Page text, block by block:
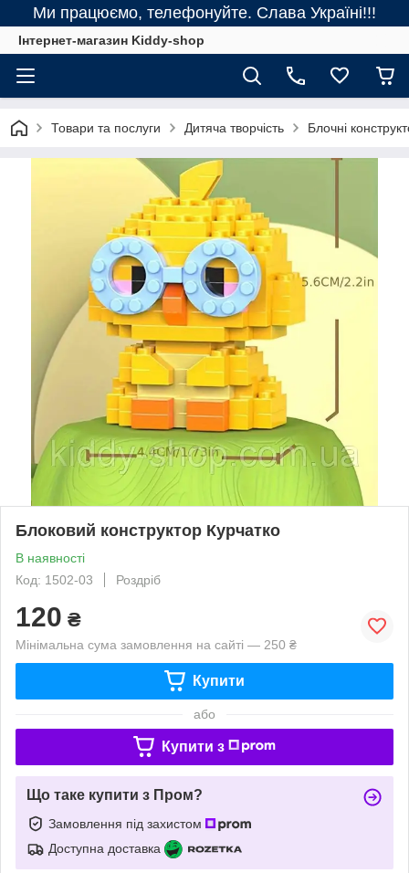
Ми працюємо, телефонуйте. Слава Україні!!!
Інтернет-магазин Kiddy-shop
Товари та послуги Дитяча творчість Блочні
Блоковий конструктор Курчатко
В наявності
Код: 1502-03
Роздріб
120 ₴
Мінімальна сума замовлення на сайті — 250 ₴
Купити
або
Купити з
Що таке купити з Пром?
Замовлення під захистом
Доступна доставка